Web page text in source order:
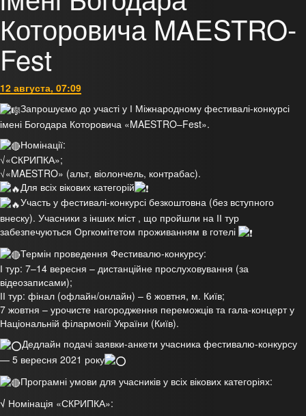
Которовича MAESTRO-
Fest
12 августа, 07:09
Запрошуємо до участі у І Міжнародному фестивалі-конкурсі
імені Богодара Которовича «MAESTRO–Fest».
Номінації:
√«СКРИПКА»;
√«MAESTRO» (альт, віолончель, контрабас).
Для всіх вікових категорій
Участь у фестивалі-конкурсі безкоштовна (без вступного
внеску). Учасники з інших міст , що пройшли на ІІ тур
забезпечуються Оргкомітетом проживанням в готелі
Термін проведення Фестивалю-конкурсу:
І тур: 7–14 вересня – дистанційне прослуховування (за
відеозаписами);
ІІ тур: фінал (офлайн/онлайн) – 6 жовтня, м. Київ;
7 жовтня – урочисте нагородження переможців та гала-концерт у
Національній філармонії України (Київ).
Дедлайн подачі заявки-анкети учасника фестивалю-конкурсу
— 5 вересня 2021 року
Програмні умови для учасників у всіх вікових категоріях:
√ Номінація «СКРИПКА»: